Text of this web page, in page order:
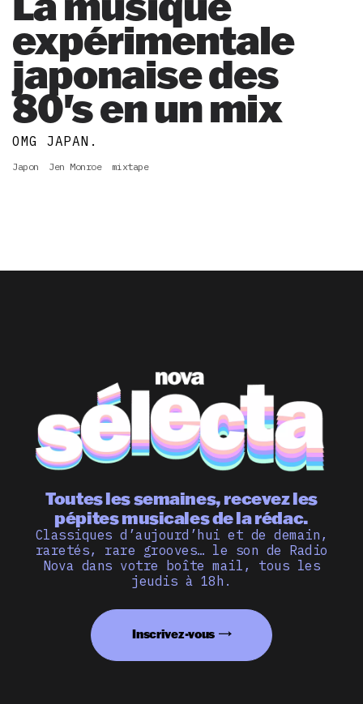
expérimentale
japonaise des
80's en un mix
OMG JAPAN.
Japon Jen Monroe mixtape
Toutes les semaines, recevez les
pépites musicales de la rédac.
Classiques d’aujourd’hui et de demain,
raretés, rare grooves… le son de Radio
Nova dans votre boîte mail, tous les
jeudis à 18h.
Inscrivez-vous